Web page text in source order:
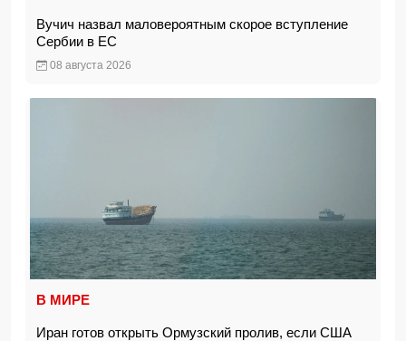
Вучич назвал маловероятным скорое вступление
Сербии в ЕС
08 августа 2026
В МИРЕ
Иран готов открыть Ормузский пролив, если США